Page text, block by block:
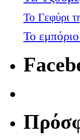
Το Γεφύρι
Το